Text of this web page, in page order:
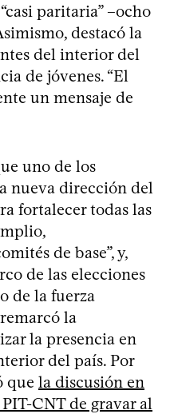
paritaria” –ocho
destacó la
del interior del
de jóvenes. “El
un mensaje de
uno de los
nueva dirección del
fortalecer todas las
de base”, y,
de las elecciones
de la fuerza
la
la presencia en
del país. Por
que la discusión en
CNT de gravar al